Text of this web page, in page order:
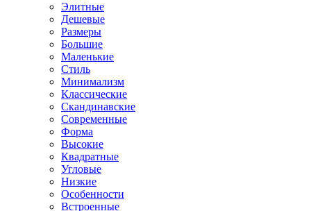
Элитные
Дешевые
Размеры
Большие
Маленькие
Стиль
Минимализм
Классические
Скандинавские
Современные
Форма
Высокие
Квадратные
Угловые
Низкие
Особенности
Встроенные